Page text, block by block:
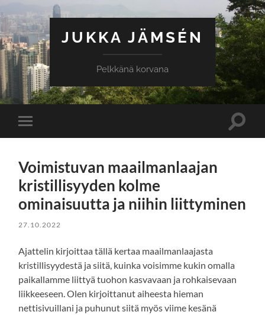
JUKKA JÄMSÉN
Pelkkänä korvana
Toggle
mobile
Toggle
Voimistuvan maailmanlaajan
kristillisyyden kolme
ominaisuutta ja niihin liittyminen
27.10.2022
Ajattelin kirjoittaa tällä kertaa maailmanlaajasta
kristillisyydestä ja siitä, kuinka voisimme kukin omalla
paikallamme liittyä tuohon kasvavaan ja rohkaisevaan
liikkeeseen. Olen kirjoittanut aiheesta hieman
nettisivuillani ja puhunut siitä myös viime kesänä